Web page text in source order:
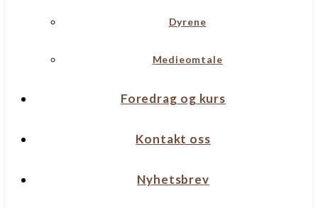
Dyrene
Medieomtale
Foredrag og kurs
Kontakt oss
Nyhetsbrev